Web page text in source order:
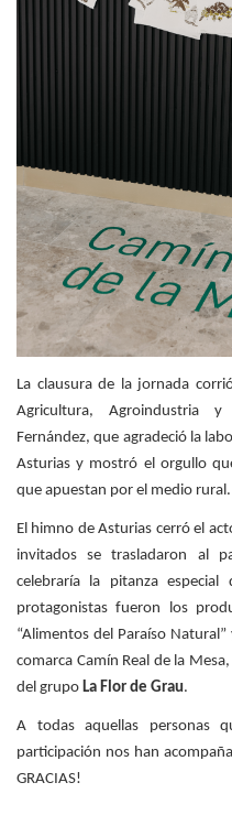
La clausura de la jornada
Agricultura, Agroindustria
Fernández, que agradeció la
Asturias y mostró el orgullo
que apuestan por el medio rural.
El himno de Asturias cerró el
invitados se trasladaron al
celebraría la pitanza
protagonistas fueron los
“Alimentos del Paraíso
comarca Camín Real de la
del grupo La Flor de Grau.
A todas aquellas personas
participación nos han
GRACIAS!